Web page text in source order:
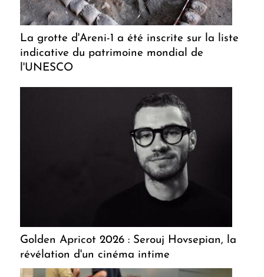
La grotte d'Areni-1 a été inscrite sur la liste
indicative du patrimoine mondial de
l'UNESCO
Golden Apricot 2026 : Serouj Hovsepian, la
révélation d'un cinéma intime